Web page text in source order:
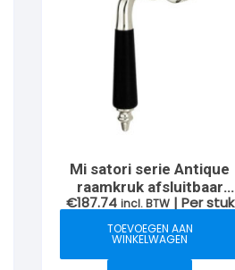
Mi satori serie Antique
raamkruk afsluitbaar
verkropt links SKG**,
Nikkel-glans/ebben
€187.74 incl. BTW | Per stuk
TOEVOEGEN AAN
WINKELWAGEN